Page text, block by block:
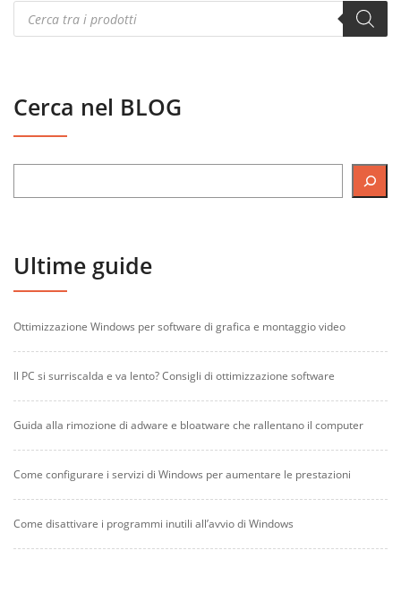
Products
search
Cerca nel BLOG
Ultime guide
Ottimizzazione Windows per software di grafica e montaggio video
Il PC si surriscalda e va lento? Consigli di ottimizzazione software
Guida alla rimozione di adware e bloatware che rallentano il computer
Come configurare i servizi di Windows per aumentare le prestazioni
Come disattivare i programmi inutili all’avvio di Windows